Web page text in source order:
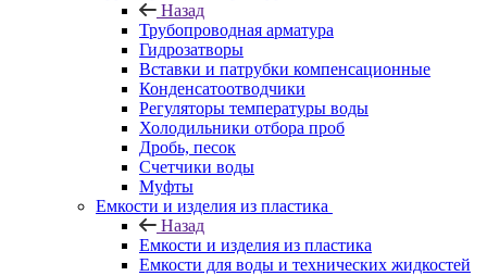
Назад
Трубопроводная арматура
Гидрозатворы
Вставки и патрубки компенсационные
Конденсатоотводчики
Регуляторы температуры воды
Холодильники отбора проб
Дробь, песок
Счетчики воды
Муфты
Емкости и изделия из пластика
Назад
Емкости и изделия из пластика
Емкости для воды и технических жидкостей